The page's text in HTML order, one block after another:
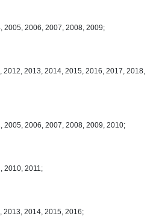
2005, 2006, 2007, 2008, 2009;
2013, 2014, 2015, 2016, 2017, 2018,
2005, 2006, 2007, 2008, 2009, 2010;
2010, 2011;
2013, 2014, 2015, 2016;